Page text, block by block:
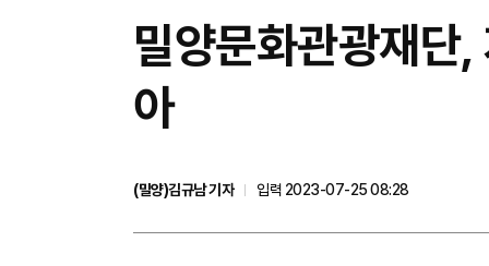
밀양문화관광재단
아
(밀양)김규남 기자 입력 2023-07-25 08:28